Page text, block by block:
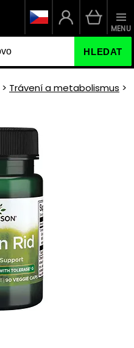
HLEDAT
MENU
Trávení a metabolismus